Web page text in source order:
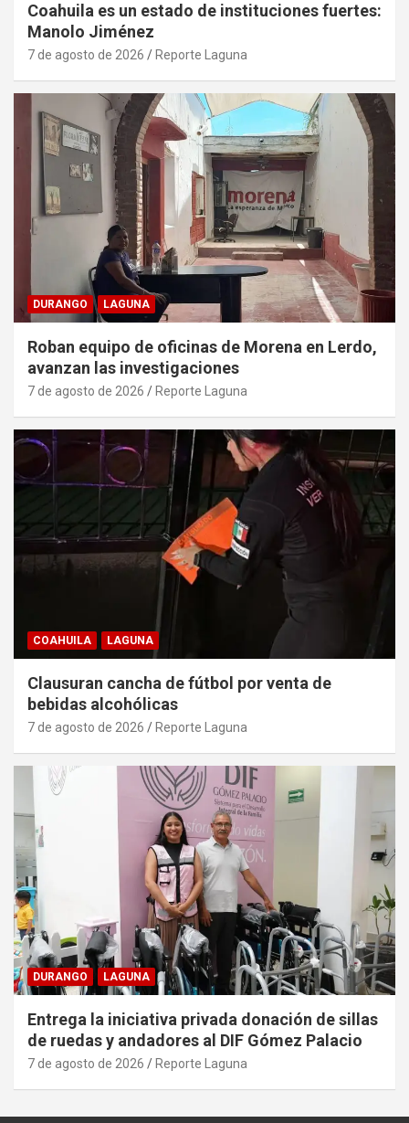
Coahuila es un estado de instituciones fuertes:
Manolo Jiménez
7 de agosto de 2026 Reporte Laguna
DURANGO LAGUNA
Roban equipo de oficinas de Morena en Lerdo,
avanzan las investigaciones
7 de agosto de 2026 Reporte Laguna
COAHUILA LAGUNA
Clausuran cancha de fútbol por venta de
bebidas alcohólicas
7 de agosto de 2026 Reporte Laguna
DURANGO LAGUNA
Entrega la iniciativa privada donación de sillas
de ruedas y andadores al DIF Gómez Palacio
7 de agosto de 2026 Reporte Laguna